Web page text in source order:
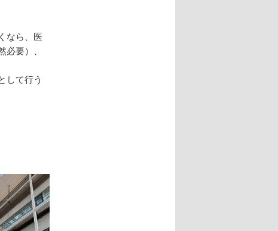
なら、医
要）、
して行う